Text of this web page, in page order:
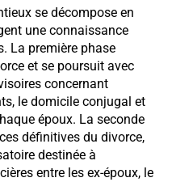
se décompose en
une connaissance
La première phase
et se poursuit avec
concernant
le domicile conjugal et
époux. La seconde
définitives du divorce,
destinée à
entre les ex-époux, le